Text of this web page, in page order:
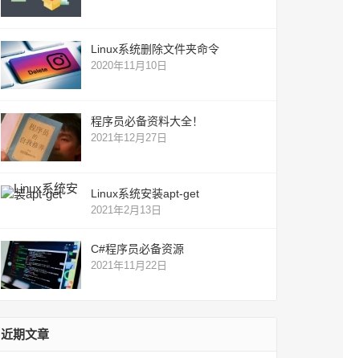
Linux系统删除文件夹命令
2020年11月10日
程序员必备资料大全！
2021年12月27日
Linux系统安装apt-get
2021年2月13日
C#程序员必备资源
2021年11月22日
近期文章